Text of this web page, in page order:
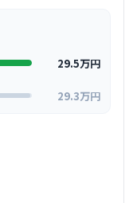
29.5万円
29.3万円